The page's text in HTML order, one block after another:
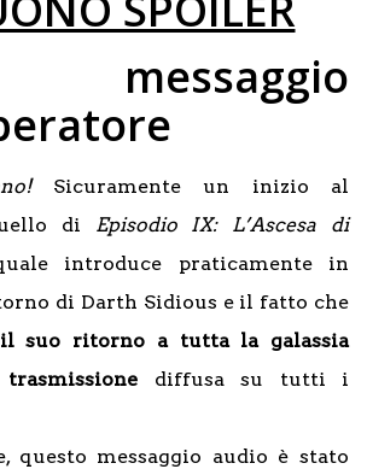
Sicuramente un inizio al
di Episodio IX: L’Ascesa di
introduce praticamente in
di Darth Sidious e il fatto che
suo ritorno a tutta la galassia
diffusa su tutti i
questo messaggio audio è stato